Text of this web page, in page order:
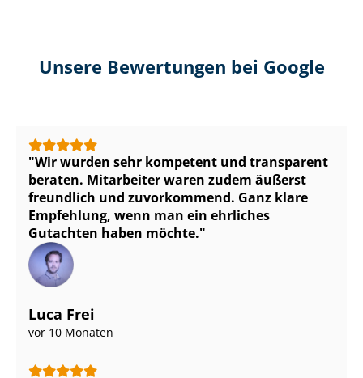
Unsere Bewertungen bei Google
Wir wurden sehr kompetent und transparent
beraten. Mitarbeiter waren zudem äußerst
freundlich und zuvorkommend. Ganz klare
Empfehlung, wenn man ein ehrliches
Gutachten haben möchte.
Luca Frei
vor 10 Monaten